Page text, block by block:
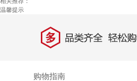
温馨提示
多 品类齐全，轻松购物
购物指南